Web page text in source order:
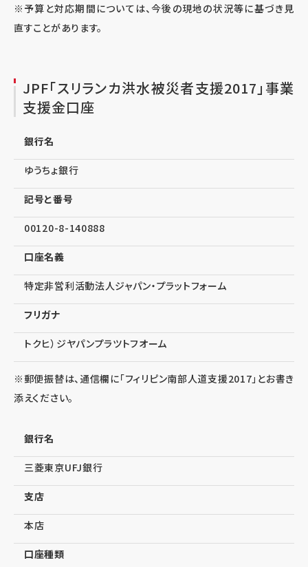
※予算と対応期間については、今後の現地の状況等に基づき見
直すことがあります。
JPF「スリランカ洪水被災者支援2017」事業
支援金口座
銀行名
ゆうちょ銀行
記号と番号
00120-8-140888
口座名義
特定非営利活動法人ジャパン・プラットフォーム
フリガナ
トクヒ）ジヤパンプラツトフオーム
※郵便振替は、通信欄に「フィリピン南部人道支援2017」とお書き
添えください。
銀行名
三菱東京UFJ銀行
支店
本店
口座種類